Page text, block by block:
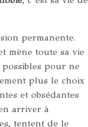
permanente.
mène toute sa vie
pour ne
plus le choix
et obsédantes
arriver à
tentent de le